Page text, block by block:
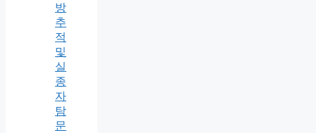
방
추
적
및
실
종
자
탐
문